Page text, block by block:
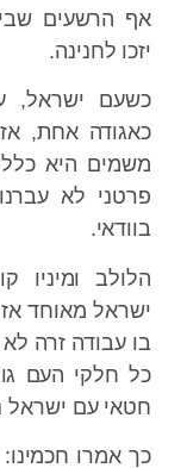
אף הרשעים
יזכו לחנינה.
כשעם ישראל,
כאגודה אחת,
משמים היא
פרטני לא
בוודאי.
הלולב ומיניו
ישראל מאוחד
בו עבודה זרה
כל חלקי העם
חטאי עם ישראל
כך אמרו